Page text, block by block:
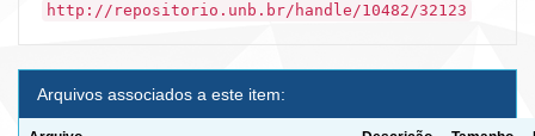
http://repositorio.unb.br/handle/10482/32123
Arquivos associados a este item: